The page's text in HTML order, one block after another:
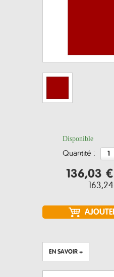
Disponible
quantité :
136,03 €
EN SAVOIR +